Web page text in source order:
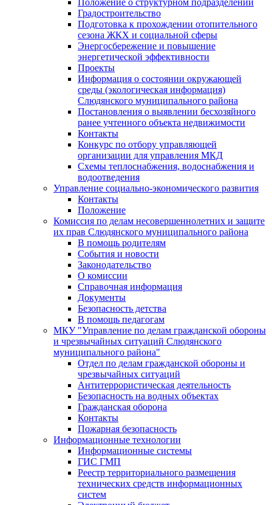
Положение о структурном подразделении
Градостроительство
Подготовка к прохождении отопительного
сезона ЖКХ и социальной сферы
Энергосбережение и повышение
энергетической эффективности
Проекты
Информация о состоянии окружающей
среды (экологическая информация)
Слюдянского муниципального района
Постановления о выявлении бесхозяйного
ранее учтенного объекта недвижимости
Контакты
Конкурс по отбору управляющей
организации для управления МКД
Схемы теплоснабжения, водоснабжения и
водоотведения
Управление социально-экономического развития
Контакты
Положение
Комиссия по делам несовершеннолетних и защите
их прав Слюдянского муниципального района
В помощь родителям
События и новости
Законодательство
О комиссии
Справочная информация
Документы
Безопасность детства
В помощь педагогам
МКУ "Управление по делам гражданской обороны
и чрезвычайных ситуаций Слюдянского
муниципального района"
Отдел по делам гражданской обороны и
чрезвычайных ситуаций
Антитеррористическая деятельность
Безопасность на водных объектах
Гражданская оборона
Контакты
Пожарная безопасность
Информационные технологии
Информационные системы
ГИС ГМП
Реестр территориального размещения
технических средств информационных
систем